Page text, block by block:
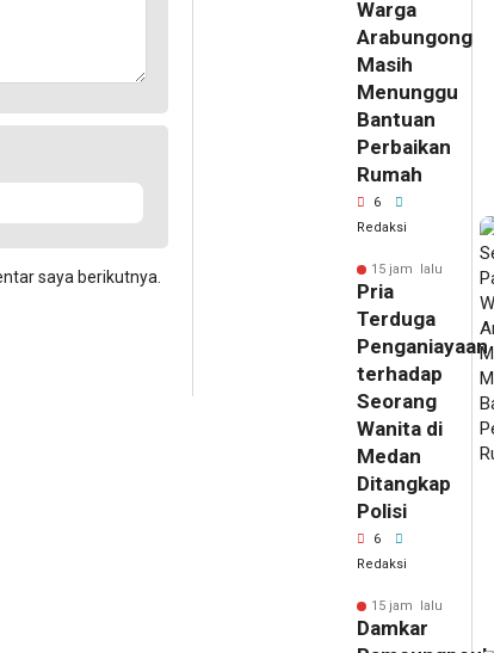
saya berikutnya.
Warga
Arabungong
Masih
Menunggu
Bantuan
Perbaikan
Rumah
6
Redaksi
15 jam lalu
Pria
Terduga
Penganiayaan
terhadap
Seorang
Wanita di
Medan
Ditangkap
Polisi
6
Redaksi
15 jam lalu
Damkar